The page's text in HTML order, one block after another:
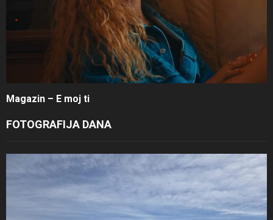
Magazin – E moj ti
FOTOGRAFIJA DANA